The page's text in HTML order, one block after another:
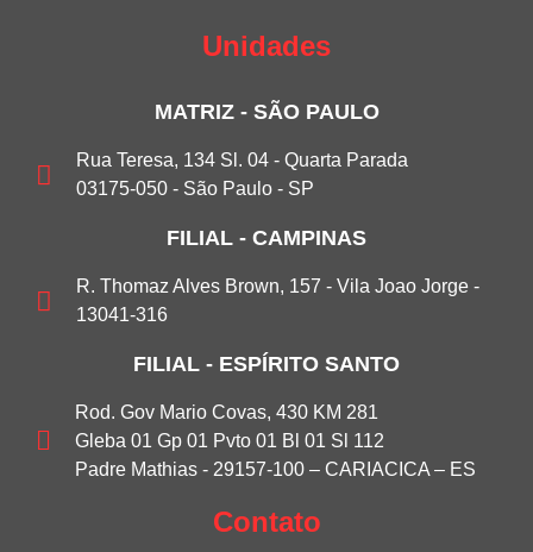
Unidades
MATRIZ - SÃO PAULO
Rua Teresa, 134 Sl. 04 - Quarta Parada
03175-050 - São Paulo - SP
FILIAL - CAMPINAS
R. Thomaz Alves Brown, 157 - Vila Joao Jorge -
13041-316
FILIAL - ESPÍRITO SANTO
Rod. Gov Mario Covas, 430 KM 281
Gleba 01 Gp 01 Pvto 01 Bl 01 Sl 112
Padre Mathias - 29157-100 – CARIACICA – ES
Contato